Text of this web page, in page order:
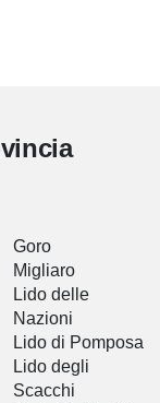
Goro
Migliaro
Lido delle
Nazioni
Lido di Pomposa
Lido degli
Scacchi